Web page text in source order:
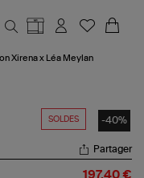
Xirena x Léa Meylan
SOLDES -40%
Partager
197,40 €